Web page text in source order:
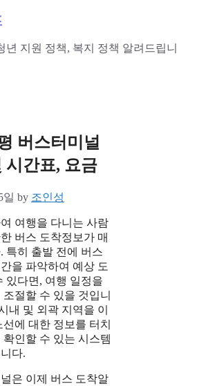
년 지원 정책, 복지 정책 알려드립니
버스터미널
시간표, 요금
일 by 조인성
여행을 다니는 사람
버스 도착정보가 매
특히 출발 전에 버스
을 파악하여 예상 도
있다면, 여행 일정을
절할 수 있을 것입니
내 및 외곽 지역을 이
에 대한 정보를 터치
인할 수 있는 시스템
다.
은 이제 버스 도착알